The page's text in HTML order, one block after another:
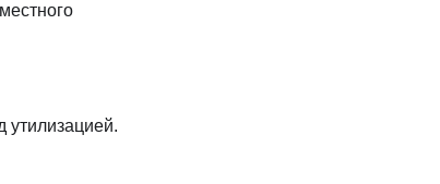
утилизацией.